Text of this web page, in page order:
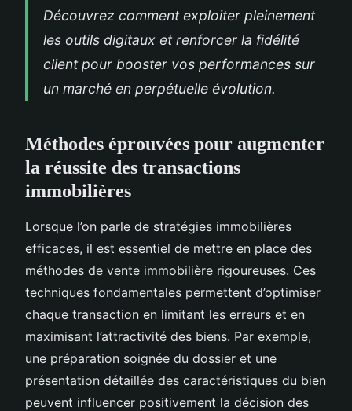
Découvrez comment exploiter pleinement
les outils digitaux et renforcer la fidélité
client pour booster vos performances sur
un marché en perpétuelle évolution.
Méthodes éprouvées pour augmenter
la réussite des transactions
immobilières
Lorsque l’on parle de stratégies immobilières
efficaces, il est essentiel de mettre en place des
méthodes de vente immobilière rigoureuses. Ces
techniques fondamentales permettent d’optimiser
chaque transaction en limitant les erreurs et en
maximisant l’attractivité des biens. Par exemple,
une préparation soignée du dossier et une
présentation détaillée des caractéristiques du bien
peuvent influencer positivement la décision des